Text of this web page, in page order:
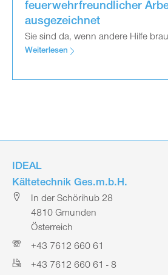
feuerwehrfreundlicher
ausgezeichnet
Sie sind da, wenn andere Hilfe
Weiterlesen
IDEAL
Kältetechnik Ges.m.b.H.
In der Schörihub 28
4810 Gmunden
Österreich
+43 7612 660 61
+43 7612 660 61 - 8